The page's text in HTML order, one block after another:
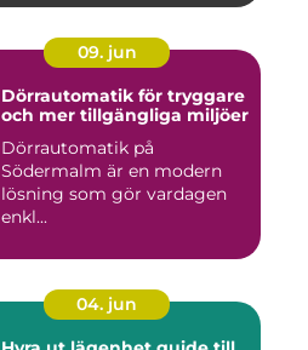
09. jun
Dörrautomatik för tryggare
och mer tillgängliga miljöer
Dörrautomatik på
Södermalm är en modern
lösning som gör vardagen
enkl...
04. jun